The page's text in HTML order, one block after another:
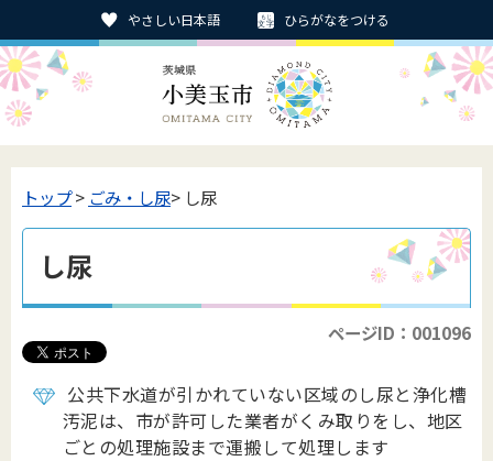
やさしい日本語 ひらがなをつける
トップ> ごみ・し尿> し尿
し尿
ページID：001096
公共下水道が引かれていない区域のし尿と浄化槽
汚泥は、市が許可した業者がくみ取りをし、地区
ごとの処理施設まで運搬して処理します